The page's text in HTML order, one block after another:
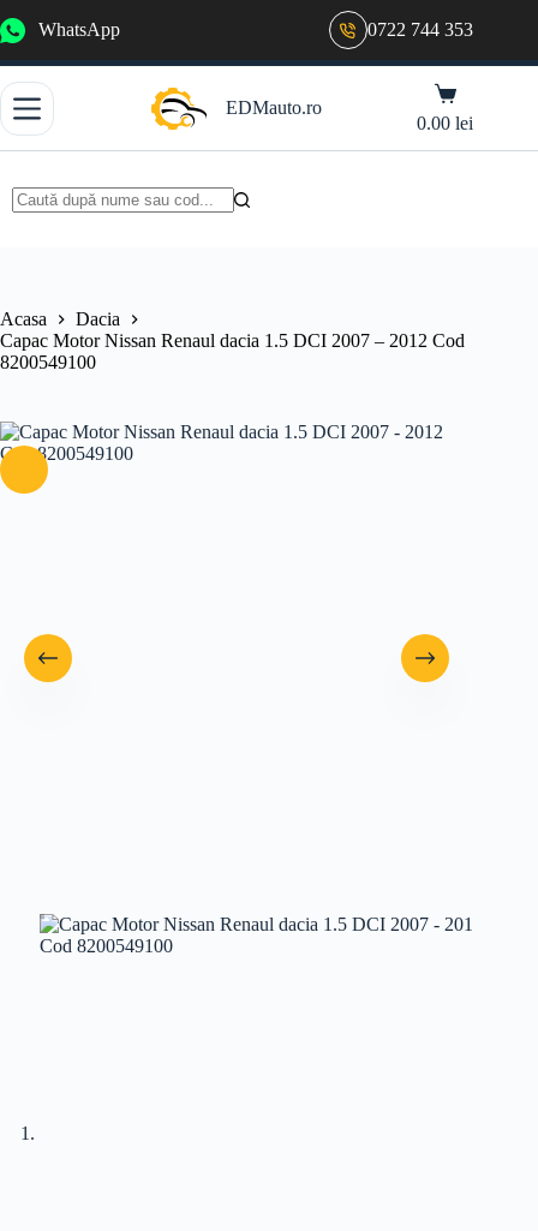
la
WhatsApp 0722 744 353
EDMauto.ro
Coș
de
cumpărături
0.00lei
Acasa
Dacia
Capac Motor Nissan Renaul dacia 1.5 DCI 2007 – 2012 Cod
8200549100